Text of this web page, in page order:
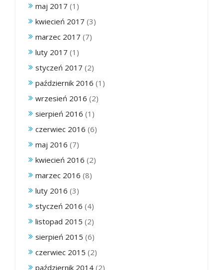
maj 2017 (1)
kwiecień 2017 (3)
marzec 2017 (7)
luty 2017 (1)
styczeń 2017 (2)
październik 2016 (1)
wrzesień 2016 (2)
sierpień 2016 (1)
czerwiec 2016 (6)
maj 2016 (7)
kwiecień 2016 (2)
marzec 2016 (8)
luty 2016 (3)
styczeń 2016 (4)
listopad 2015 (2)
sierpień 2015 (6)
czerwiec 2015 (2)
październik 2014 (2)